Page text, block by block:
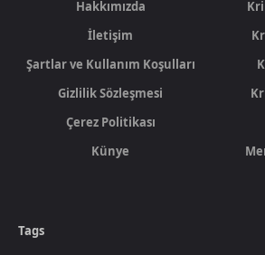
Hakkımızda
İletişim
Şartlar ve Kullanım Koşulları
Gizlilik Sözleşmesi
Çerez Politikası
Künye
Tags